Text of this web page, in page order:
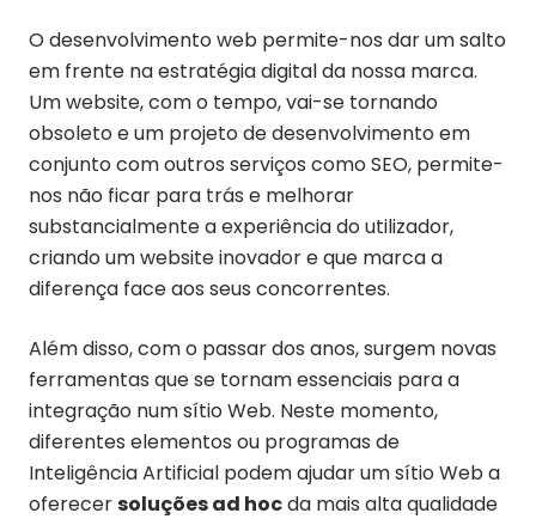
O desenvolvimento web permite-nos dar um salto
em frente na estratégia digital da nossa marca.
Um website, com o tempo, vai-se tornando
obsoleto e um projeto de desenvolvimento em
conjunto com outros serviços como SEO, permite-
nos não ficar para trás e melhorar
substancialmente a experiência do utilizador,
criando um website inovador e que marca a
diferença face aos seus concorrentes.
Além disso, com o passar dos anos, surgem novas
ferramentas que se tornam essenciais para a
integração num sítio Web. Neste momento,
diferentes elementos ou programas de
Inteligência Artificial podem ajudar um sítio Web a
oferecersoluções ad hocda mais alta qualidade